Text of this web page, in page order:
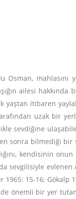
Osman, mahlasını
ailesi
yaştan itibaren
uzak bir
sevdiğine
sonra bilmediği bir
kendisinin
sevgilisiyle
15-16; Gökalp
önemli bir yer